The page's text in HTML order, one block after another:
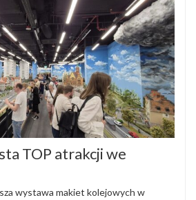
TOP atrakcji we
wystawa makiet kolejowych w